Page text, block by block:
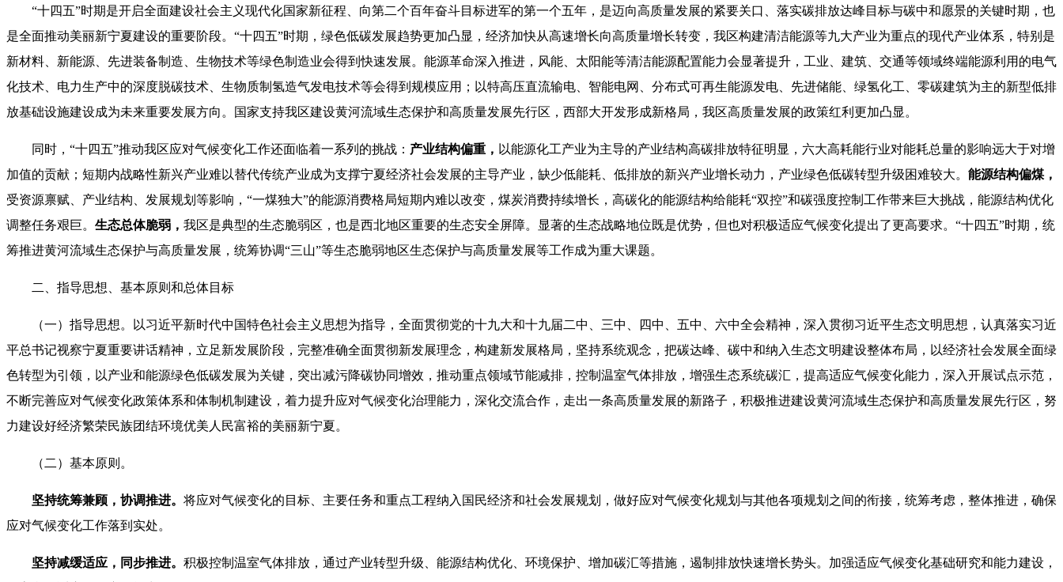
“十四五”时期是开启全面建设社会主义现代化国家新征程、向第二个百年奋斗目标进军的第一个五年，是迈向高质量发展的紧要关口、落实碳排放达峰目标与碳中和愿景的关键时期，也
是全面推动美丽新宁夏建设的重要阶段。“十四五”时期，绿色低碳发展趋势更加凸显，经济加快从高速增长向高质量增长转变，我区构建清洁能源等九大产业为重点的现代产业体系，特别是
新材料、新能源、先进装备制造、生物技术等绿色制造业会得到快速发展。能源革命深入推进，风能、太阳能等清洁能源配置能力会显著提升，工业、建筑、交通等领域终端能源利用的电气
化技术、电力生产中的深度脱碳技术、生物质制氢造气发电技术等会得到规模应用；以特高压直流输电、智能电网、分布式可再生能源发电、先进储能、绿氢化工、零碳建筑为主的新型低排
放基础设施建设成为未来重要发展方向。国家支持我区建设黄河流域生态保护和高质量发展先行区，西部大开发形成新格局，我区高质量发展的政策红利更加凸显。
同时，“十四五”推动我区应对气候变化工作还面临着一系列的挑战： 产业结构偏重 ， 以能源化工产业为主导的产业结构高碳排放特征明显，六大高耗能行业对能耗总量的影响远大于对增
加值的贡献；短期内战略性新兴产业难以替代传统产业成为支撑宁夏经济社会发展的主导产业，缺少低能耗、低排放的新兴产业增长动力，产业绿色低碳转型升级困难较大。 能源结构偏煤，
受资源禀赋、产业结构、发展规划等影响，“一煤独大”的能源消费格局短期内难以改变，煤炭消费持续增长，高碳化的能源结构给能耗“双控”和碳强度控制工作带来巨大挑战，能源结构优化
调整任务艰巨。 生态总体脆弱， 我区是典型的生态脆弱区，也是西北地区重要的生态安全屏障。显著的生态战略地位既是优势，但也对积极适应气候变化提出了更高要求。“十四五”时期，统
筹推进黄河流域生态保护与高质量发展，统筹协调“三山”等生态脆弱地区生态保护与高质量发展等工作成为重大课题。
二、指导思想、基本原则和总体目标
（一）指导思想。以习近平新时代中国特色社会主义思想为指导，全面贯彻党的十九大和十九届二中、三中、四中、五中、六中全会精神，深入贯彻习近平生态文明思想，认真落实习近
平总书记视察宁夏重要讲话精神，立足新发展阶段，完整准确全面贯彻新发展理念，构建新发展格局，坚持系统观念，把碳达峰、碳中和纳入生态文明建设整体布局，以经济社会发展全面绿
色转型为引领，以产业和能源绿色低碳发展为关键，突出减污降碳协同增效，推动重点领域节能减排，控制温室气体排放，增强生态系统碳汇，提高适应气候变化能力，深入开展试点示范，
不断完善应对气候变化政策体系和体制机制建设，着力提升应对气候变化治理能力，深化交流合作，走出一条高质量发展的新路子，积极推进建设黄河流域生态保护和高质量发展先行区，努
力建设好经济繁荣民族团结环境优美人民富裕的美丽新宁夏。
（二）基本原则。
坚持统筹兼顾，协调推进。 将应对气候变化的目标、主要任务和重点工程纳入国民经济和社会发展规划，做好应对气候变化规划与其他各项规划之间的衔接，统筹考虑，整体推进，确保
应对气候变化工作落到实处。
坚持减缓适应，同步推进。 积极控制温室气体排放，通过产业转型升级、能源结构优化、环境保护、增加碳汇等措施，遏制排放快速增长势头。加强适应气候变化基础研究和能力建设，